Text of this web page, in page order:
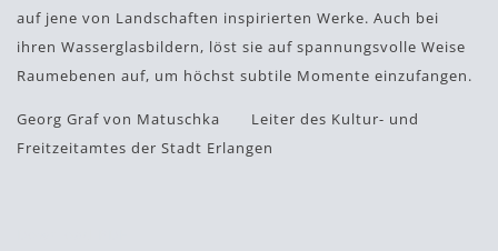
auf jene von Landschaften inspirierten Werke. Auch bei
ihren Wasserglasbildern, löst sie auf spannungsvolle Weise
Raumebenen auf, um höchst subtile Momente einzufangen.
Georg Graf von Matuschka Leiter des Kultur- und
Freitzeitamtes der Stadt Erlangen